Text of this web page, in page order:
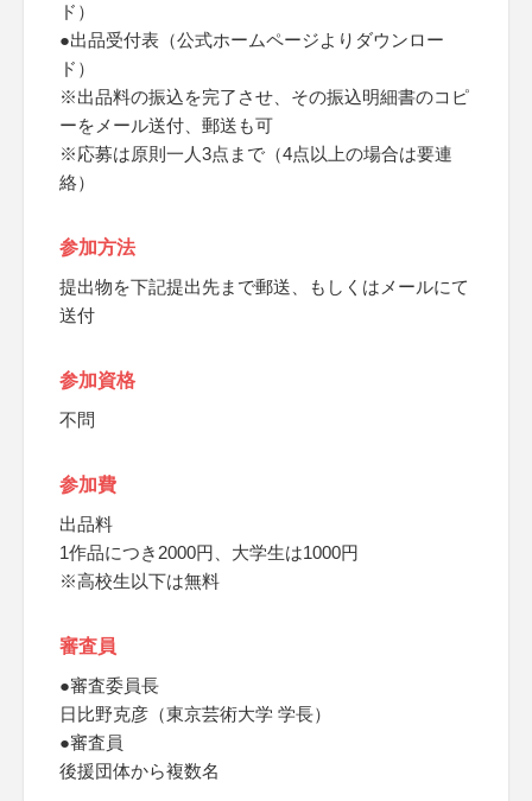
ド）
●出品受付表（公式ホームページよりダウンロー
ド）
※出品料の振込を完了させ、その振込明細書のコピ
ーをメール送付、郵送も可
※応募は原則一人3点まで（4点以上の場合は要連
絡）
参加方法
提出物を下記提出先まで郵送、もしくはメールにて
送付
参加資格
不問
参加費
出品料
1作品につき2000円、大学生は1000円
※高校生以下は無料
審査員
●審査委員長
日比野克彦（東京芸術大学 学長）
●審査員
後援団体から複数名